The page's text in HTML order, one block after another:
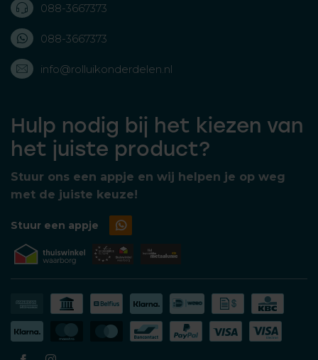
088-3667373
088-3667373
info@rolluikonderdelen.nl
Hulp nodig bij het kiezen van
het juiste product?
Stuur ons een appje en wij helpen je op weg
met de juiste keuze!
Stuur een appje